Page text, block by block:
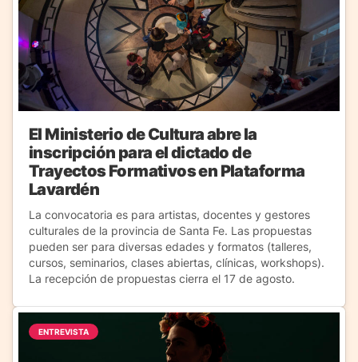
El Ministerio de Cultura abre la
inscripción para el dictado de
Trayectos Formativos en Plataforma
Lavardén
La convocatoria es para artistas, docentes y gestores
culturales de la provincia de Santa Fe. Las propuestas
pueden ser para diversas edades y formatos (talleres,
cursos, seminarios, clases abiertas, clínicas, workshops).
La recepción de propuestas cierra el 17 de agosto.
ENTREVISTA